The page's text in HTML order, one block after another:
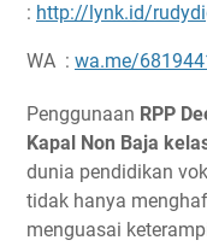
: http://lynk.id/
WA : wa.me/
Penggunaan RPP
Kapal Non Baja
dunia pendidikan
tidak hanya
menguasai